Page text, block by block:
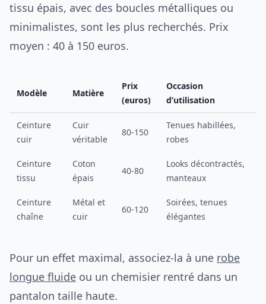
tissu épais, avec des boucles métalliques ou
minimalistes, sont les plus recherchés. Prix
moyen : 40 à 150 euros.
Modèle Matière
Prix
(euros)
Occasion
d’utilisation
Ceinture
cuir
Cuir
véritable
80-150
Tenues habillées,
robes
Ceinture
tissu
Coton
épais
40-80
Looks décontractés,
manteaux
Ceinture
chaîne
Métal et
cuir
60-120
Soirées, tenues
élégantes
Pour un effet maximal, associez-la à une robe
longue fluide ou un chemisier rentré dans un
pantalon taille haute.